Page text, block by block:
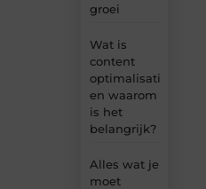
groei
Wat is
content
optimalisatie
en waarom
is het
belangrijk?
Alles wat je
moet